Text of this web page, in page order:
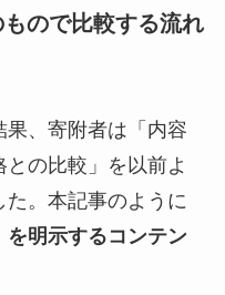
ので比較する流れ
、寄附者は「内容
の比較」を以前よ
た。本記事のように
を明示するコンテン